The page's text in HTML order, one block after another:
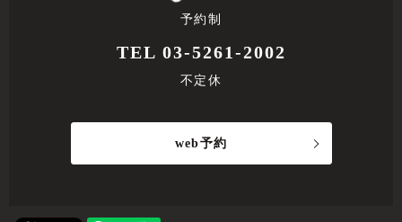
予約制
TEL 03-5261-2002
不定休
web予約